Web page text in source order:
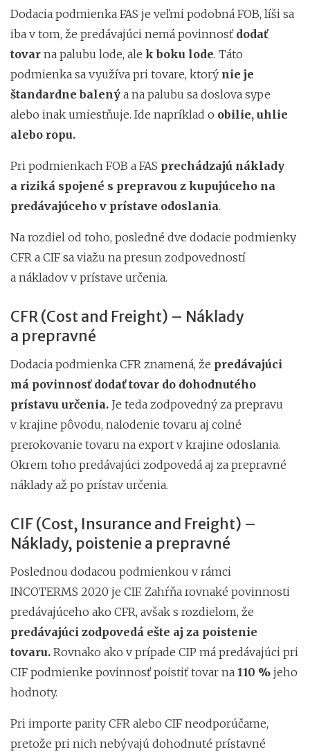
Dodacia podmienka FAS je veľmi podobná FOB, líši sa
iba v tom, že predávajúci nemá povinnosť dodať
tovar na palubu lode, ale k boku lode. Táto
podmienka sa využíva pri tovare, ktorý nie je
štandardne balený a na palubu sa doslova sype
alebo inak umiestňuje. Ide napríklad o obilie, uhlie
alebo ropu.
Pri podmienkach FOB a FAS prechádzajú náklady
a riziká spojené s prepravou z kupujúceho na
predávajúceho v prístave odoslania.
Na rozdiel od toho, posledné dve dodacie podmienky
CFR a CIF sa viažu na presun zodpovedností
a nákladov v prístave určenia.
CFR (Cost and Freight) – Náklady
a prepravné
Dodacia podmienka CFR znamená, že predávajúci
má povinnosť dodať tovar do dohodnutého
prístavu určenia. Je teda zodpovedný za prepravu
v krajine pôvodu, nalodenie tovaru aj colné
prerokovanie tovaru na export v krajine odoslania.
Okrem toho predávajúci zodpovedá aj za prepravné
náklady až po prístav určenia.
CIF (Cost, Insurance and Freight) –
Náklady, poistenie a prepravné
Poslednou dodacou podmienkou v rámci
INCOTERMS 2020 je CIF. Zahŕňa rovnaké povinnosti
predávajúceho ako CFR, avšak s rozdielom, že
predávajúci zodpovedá ešte aj za poistenie
tovaru. Rovnako ako v prípade CIP má predávajúci pri
CIF podmienke povinnosť poistiť tovar na 110 % jeho
hodnoty.
Pri importe parity CFR alebo CIF neodporúčame,
pretože pri nich nebývajú dohodnuté prístavné